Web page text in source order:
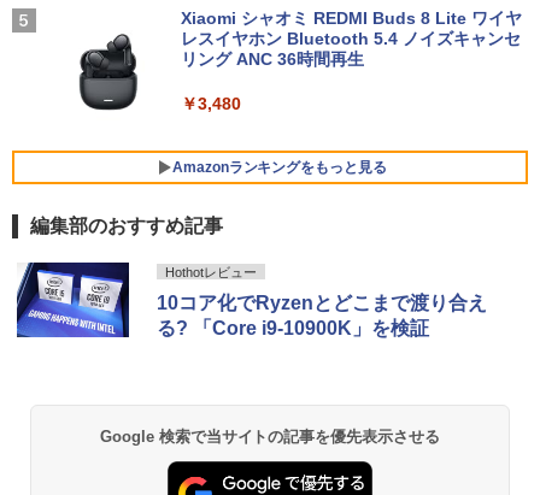
Xiaomi シャオミ REDMI Buds 8 Lite ワイヤ
レスイヤホン Bluetooth 5.4 ノイズキャンセ
リング ANC 36時間再生
￥3,480
Amazonランキングをもっと見る
BRUCE WAYNE feat. Flo Milli, ATL Jacob
￥250
[Explicit]
￥250
by Amazon 天然水 ラベルレス 500ml ×24本
ウォーター ペットボトル 静岡県産 500ミリリ
ットル (Smart Basic)
【Amazon.co.jp限定】 い・ろ・は・す 2L P
ET ラベルレス ×8本
薬屋のひとりごと 17巻 (デジタル版ビッグガ
￥770
エース)
￥832
編集部のおすすめ記事
Hothotレビュー
10コア化でRyzenとどこまで渡り合え
る? 「Core i9-10900K」を検証
Google 検索で当サイトの記事を優先表示させる